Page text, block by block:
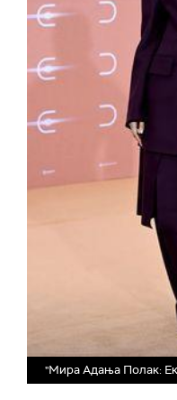
"Мира Адања Полак: